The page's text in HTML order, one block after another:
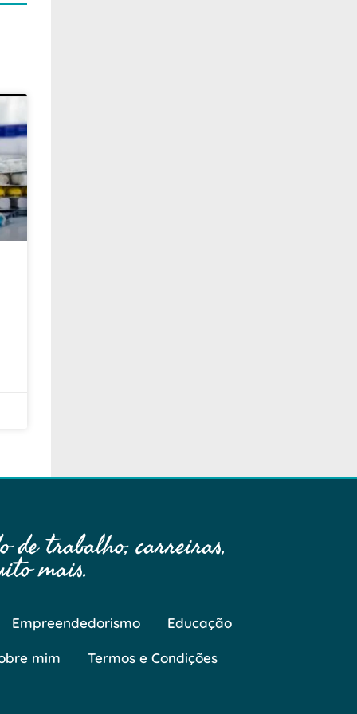
de trabalho, carreiras,
mais.
Empreendedorismo Educação
mim Termos e Condições